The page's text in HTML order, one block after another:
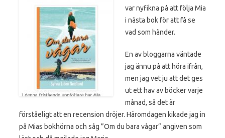
var nyfikna på att följa Mia
i nästa bok för att få se
vad som händer.
En av bloggarna väntade
jag ännu på att höra ifrån,
men jag vet ju att det ges
ut ett hav av böcker varje
månad, så det är
förståeligt att en recension dröjer. Häromdagen kikade jag in
på Mias bokhörna och såg ”Om du bara vågar” angiven som